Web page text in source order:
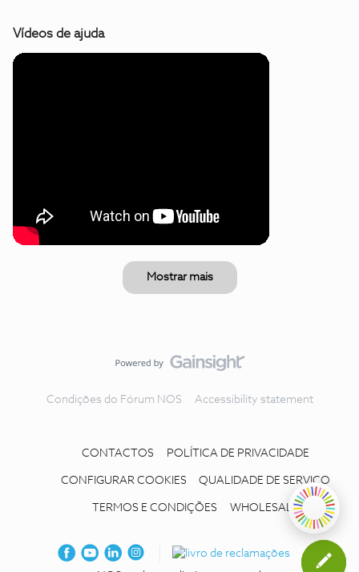
Vídeos de ajuda
Mostrar mais
Condições do Fórum NOS Accessibility statement
CONTACTOS POLÍTICA DE PRIVACIDADE
CONFIGURAR COOKIES QUALIDADE DE SERVIÇO
TERMOS E CONDIÇÕES WHOLESALE